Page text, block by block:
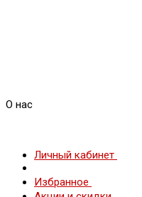
О нас
Личный кабинет
Избранное